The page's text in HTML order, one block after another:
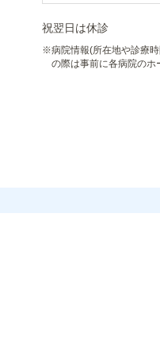
祝翌日は休診
※病院情報(所在地や診療
の際は事前に各病院のホ